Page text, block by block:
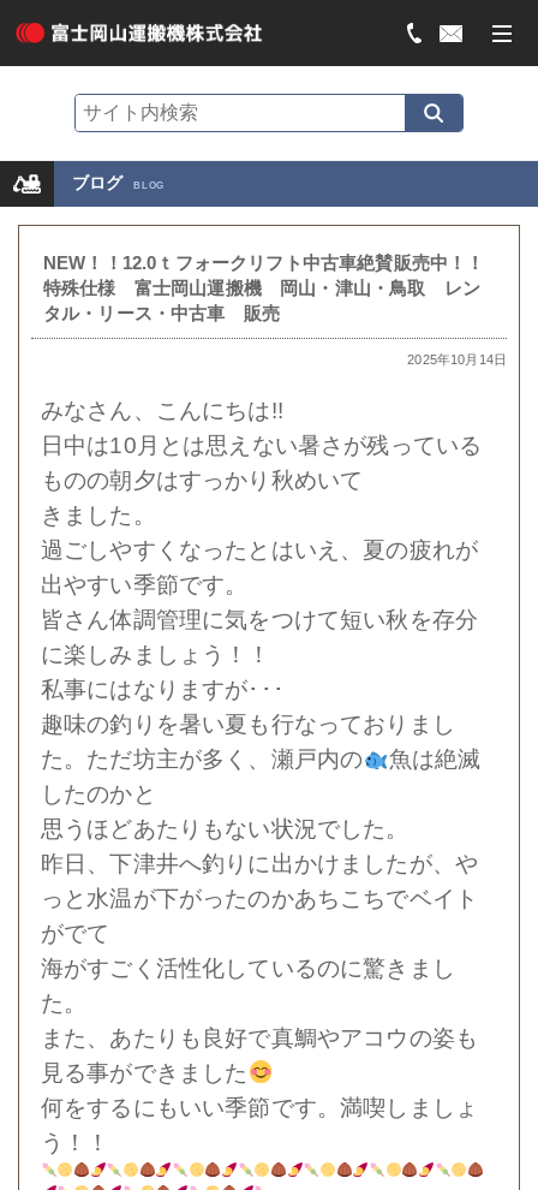
ブログ BLOG
NEW！！12.0ｔフォークリフト中古車絶賛販売中！！
特殊仕様 富士岡山運搬機 岡山・津山・鳥取 レン
タル・リース・中古車 販売
2025年10月14日
みなさん、こんにちは!!
日中は10月とは思えない暑さが残っている
ものの朝夕はすっかり秋めいて
きました。
過ごしやすくなったとはいえ、夏の疲れが
出やすい季節です。
皆さん体調管理に気をつけて短い秋を存分
に楽しみましょう！！
私事にはなりますが･･･
趣味の釣りを暑い夏も行なっておりまし
た。ただ坊主が多く、瀬戸内の
魚は絶滅
したのかと
思うほどあたりもない状況でした。
昨日、下津井へ釣りに出かけましたが、や
っと水温が下がったのかあちこちでベイト
がでて
海がすごく活性化しているのに驚きまし
た。
また、あたりも良好で真鯛やアコウの姿も
見る事ができました
何をするにもいい季節です。満喫しましょ
う！！